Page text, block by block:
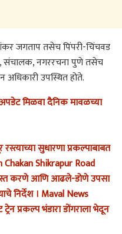
जगताप तसेच पिंपरी-चिंचवड
संचालक, नगररचना पुणे तसेच
अधिकारी उपस्थित होते.
मिळवा दैनिक मावळच्या
सुधारणा प्रकल्पाबाबत
Shikrapur Road
करणे आणि आढले-डोणे उपसा
निर्देश । Maval News
प्रकल्प भंडारा डोंगराला भेदून